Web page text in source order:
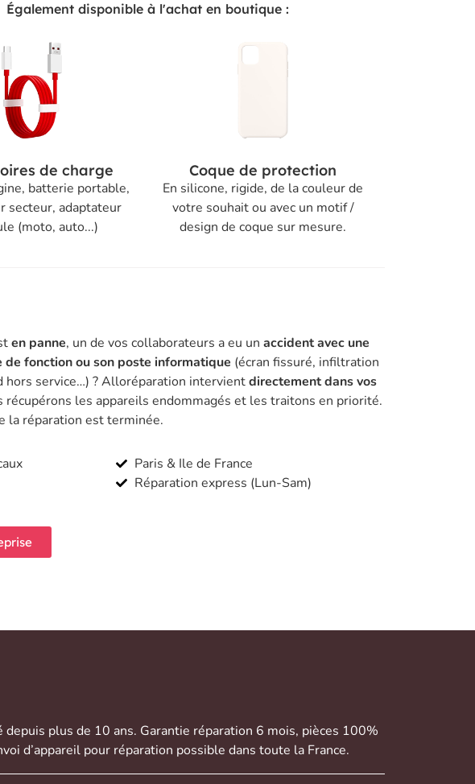
Également disponible à l'achat en boutique :
de charge
batterie portable,
secteur, adaptateur
(moto, auto...)
Coque de protection
En silicone, rigide, de la couleur de
votre souhait ou avec un motif /
design de coque sur mesure.
en panne, un de vos collaborateurs a eu un accident avec une
fonction ou son poste informatique (écran fissuré, infiltration
hors service…) ? Alloréparation intervientdirectement dans vos
récupérons les appareils endommagés et les traitons en priorité.
la réparation est terminée.
Paris & Ile de France
Réparation express (Lun-Sam)
depuis plus de 10 ans. Garantie réparation 6 mois, pièces 100%
d’appareil pour réparation possible dans toute la France.